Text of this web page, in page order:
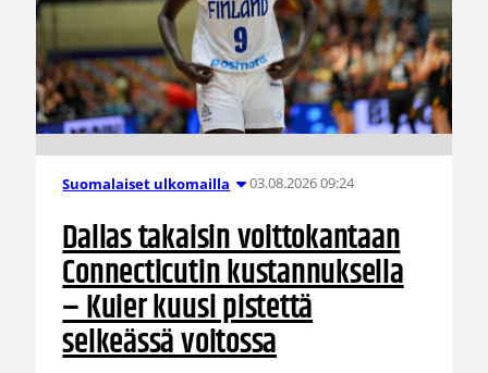
Suomalaiset ulkomailla 03.08.2026 09:24
Dallas takaisin voittokantaan
Connecticutin kustannuksella
– Kuier kuusi pistettä
selkeässä voitossa